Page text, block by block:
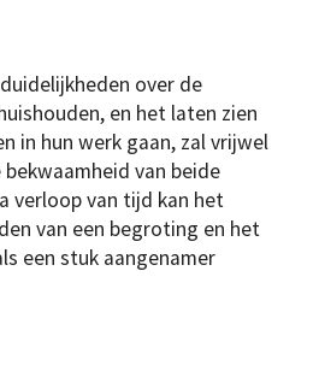
over de
en het laten zien
in hun werk gaan, zal vrijwel
van beide
verloop van tijd kan het
van een begroting en het
een stuk aangenamer